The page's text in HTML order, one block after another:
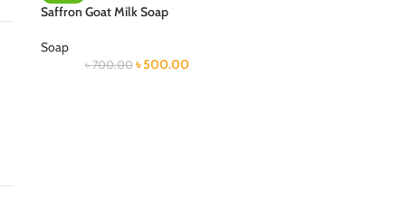
Saffron Goat Milk Soap
Soap
৳700.00 ৳500.00